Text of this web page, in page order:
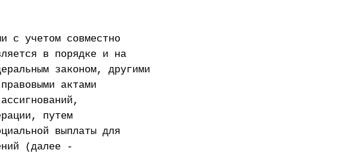
с учетом совместно
в порядке и на
законом, другими
актами
путем
выплаты для
(далее -